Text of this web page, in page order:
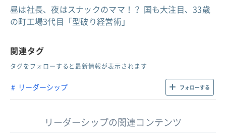
昼は社長、夜はスナックのママ！？ 国も大注目、33歳
の町工場3代目「型破り経営術」
関連タグ
タグをフォローすると最新情報が表示されます
リーダーシップ フォローする
リーダーシップの関連コンテンツ